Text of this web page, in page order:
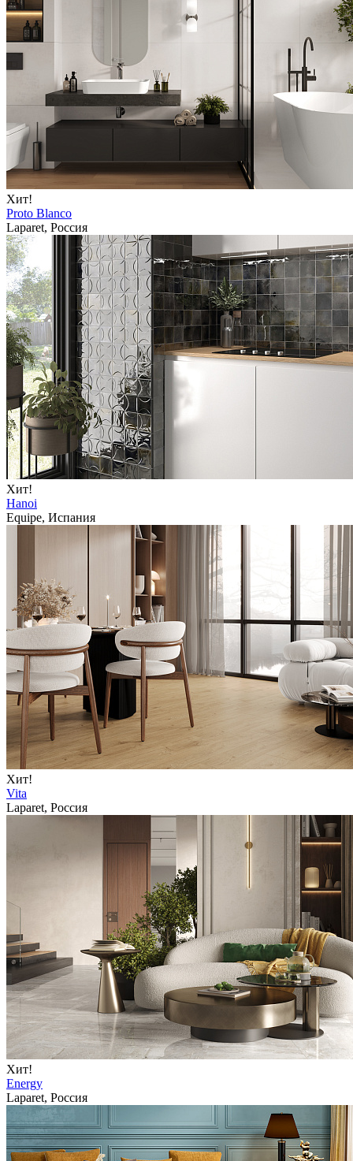
Хит!
Proto Blanco
Laparet, Россия
Хит!
Hanoi
Equipe, Испания
Хит!
Vita
Laparet, Россия
Хит!
Energy
Laparet, Россия